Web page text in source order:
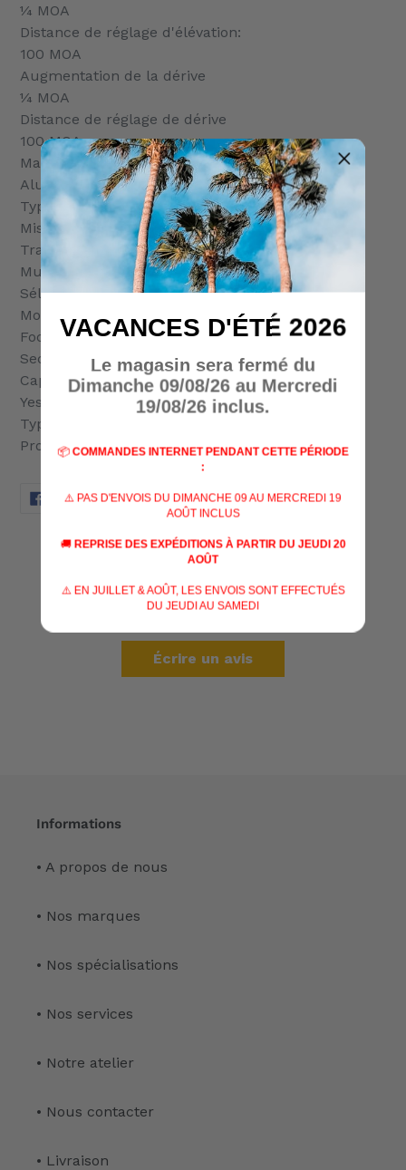
1⁄4 MOA
Distance de réglage d'élévation:
100 MOA
Augmentation de la dérive
1⁄4 MOA
Distance de réglage de dérive
100 MOA
Matière
Aluminium
Type d'oculaire
Mise au point rapide
Traitement de lentille
Multicouches intégral - 11 Couches
Sélecteur de puissance
Moleté Posi-Grip
Focal Plane
Second Focal Plane (SFP)
Capuchons de tourelle
Yes
Type de tourelle
Profil Bas
PARTAGERPARTAGER
SUR
FACEBOOK
TWEETERTWEETER
SUR
TWITTER
ÉPINGLERÉPINGLER
SUR
AVIS CLIENTS
Soyez le premier à écrire un avis
Écrire un avis
Informations
• A propos de nous
• Nos marques
• Nos spécialisations
• Nos services
• Notre atelier
• Nous contacter
• Livraison
VACANCES D'ÉTÉ 2026
Le magasin sera fermé du
Dimanche 09/08/26 au Mercredi
19/08/26 inclus.
📦 COMMANDES INTERNET PENDANT CETTE PÉRIODE
:
⚠️ PAS D'ENVOIS DU DIMANCHE 09 AU MERCREDI 19
AOÛT INCLUS
🚚 REPRISE DES EXPÉDITIONS À PARTIR DU JEUDI 20
AOÛT
⚠️ EN JUILLET & AOÛT, LES ENVOIS SONT EFFECTUÉS
DU JEUDI AU SAMEDI